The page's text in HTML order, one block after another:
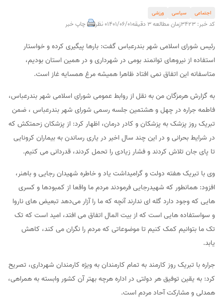
اجتماعی سیاسی ورزشی
کد خبر: 3423 زمان مطالعه 3 دقیقه 1401/06/010 نظر چاپ خبر
رئیس شورای اسلامی شهر بندرعباس گفت: بارها پیگیری کرده و خواستار
استفاده از نیروهای توانمند بومی در شهرداری و در همین استان بودیم،
متاسفانه این اتفاق نمی افتاد ظاهرا همیشه مرغ همسایه غاز است.
به گزارش هرمزگان من به نقل از روابط عمومی شورای اسلامی شهر بندرعباس،
فاطمه جراره در چهل و هشتمین جلسه رسمی شورای شهر بندرعباس ، ضمن
تبریک روز پزشک به پزشکان و کادر درمان، اظهار کرد: از پزشکان زحمتکش که
در شرایط بحرانی و در این چند سال اخیر در یاری رساندن به بیماران کرونایی
تا پای جان تلاش کردند و فشار زیادی را تحمل کردند، قدردانی می کنیم.
وی با تبریک هفته دولت و گرامیداشت یاد و خاطره شهیدان رجایی و باهنر،
افزود: همانطور که شهیدرجایی فرمودند مردم ما واقعا از کمبودها و کسری
هایی که وجود دارد گله ای ندارند آنچه که ما را آزار می‌دهد تبعیض های ناروا
و سواستفاده هایی است که از بیت المال اتفاق می افتد، امید است که تک
تک ما بتوانیم کمک کنیم تا موضوعاتی که مردم را نگران می کند، کاهش
یابد.
جراره با تبریک روز کارمند به تمام کارمندان به ویژه کارمندان شهرداری، تصریح
کرد: به یقین توفیق هر دولتی در اداره هرچه بهتر آن کشور وابسته به همراهی،
همدلی و مشارکت آحاد مردم است.